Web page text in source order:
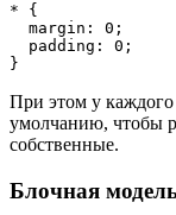
* {
  margin: 0;
  padding: 0;
}
При этом у каждого
умолчанию, чтобы
собственные.
Блочная